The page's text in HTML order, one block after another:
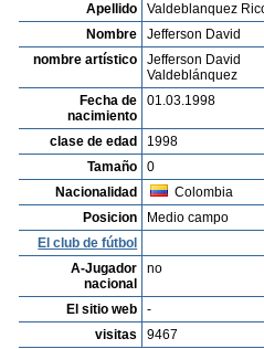
Apellido
Valdeblanquez
Nombre
Jefferson David
nombre artístico
Jefferson David
Valdeblánquez
Fecha de
nacimiento
01.03.1998
clase de edad
1998
Tamaño
0
Nacionalidad
Colombia
Posicion
Medio campo
El club de fútbol
A-Jugador
nacional
no
El sitio web
-
visitas
9467